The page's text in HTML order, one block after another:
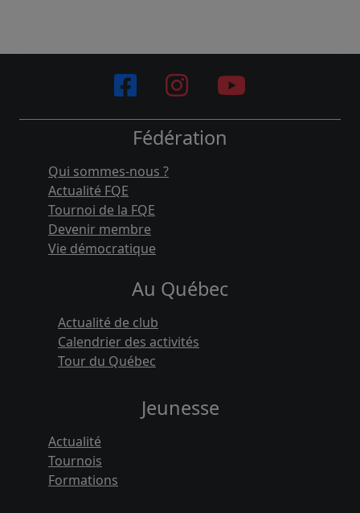
Fédération
Qui sommes-nous ?
Actualité FQE
Tournoi de la FQE
Devenir membre
Vie démocratique
Au Québec
Actualité de club
Calendrier des activités
Tour du Québec
Jeunesse
Actualité
Tournois
Formations